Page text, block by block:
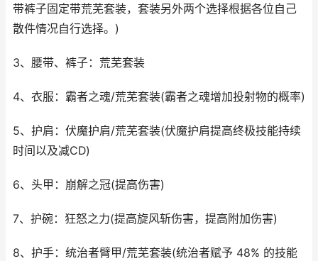
带裤子固定带荒芜套装，套装另外两个选择根据各位自己
散件情况自行选择。)
3、腰带、裤子：荒芜套装
4、衣服：霸者之魂/荒芜套装(霸者之魂增加投射物的概率)
5、护肩：伏魔护肩/荒芜套装(伏魔护肩提高终极技能持续
时间以及减CD)
6、头甲：崩解之冠(提高伤害)
7、护碗：狂怒之力(提高旋风斩伤害，提高附加伤害)
8、护手：统治者臂甲/荒芜套装(统治者赋予 48% 的技能